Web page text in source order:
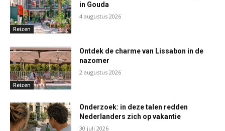
Reizen
in Gouda
4 augustus 2026
Reizen
Ontdek de charme van Lissabon in de
nazomer
2 augustus 2026
Onderzoek: in deze talen redden
Nederlanders zich op vakantie
30 juli 2026